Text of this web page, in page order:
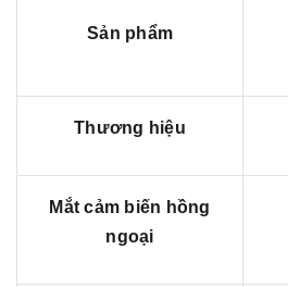
Sản phẩm
Thương hiệu
Mắt cảm biến hồng
ngoại